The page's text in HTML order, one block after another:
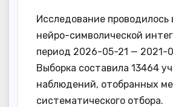
Исследование проводилось
нейро-символической
период 2026-05-21 — 2021-
Выборка составила 13464
наблюдений, отобранных
систематического отбора.